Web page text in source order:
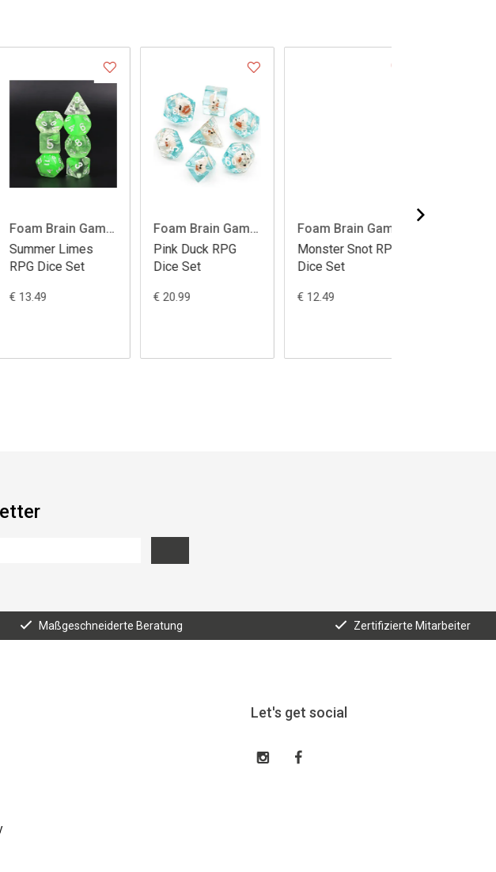
Foam Brain Games
Duck RPG
Set
Foam Brain Games
Monster Snot RPG
Dice Set
€ 12.49
Foam Brain Games
Ketchup & Mustard
RPG Dice Set
€ 12.49
Maßgeschneiderte Beratung Zertifizierte Mitarbeiter
Let's get social